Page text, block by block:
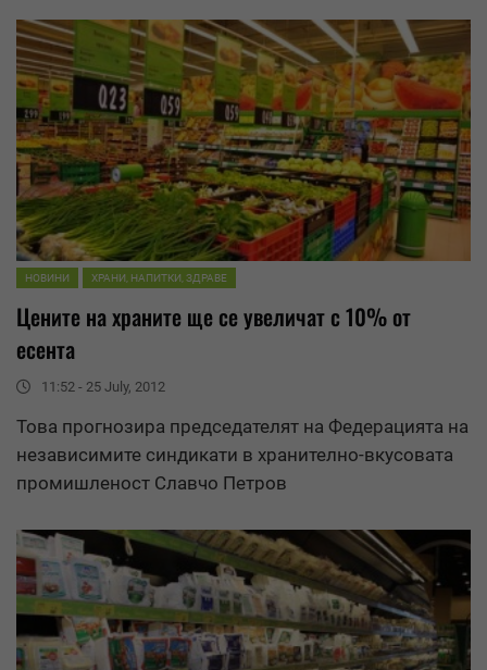
НОВИНИ ХРАНИ, НАПИТКИ, ЗДРАВЕ
Цените на храните ще се увеличат с 10% от
есента
11:52 - 25 July, 2012
Това прогнозира председателят на Федерацията на
независимите синдикати в хранително-вкусовата
промишленост Славчо Петров